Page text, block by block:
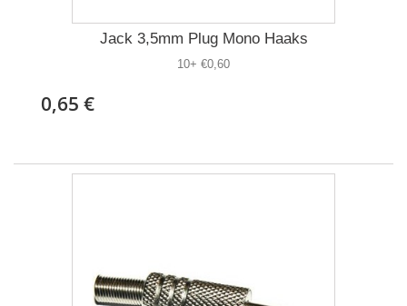
Jack 3,5mm Plug Mono Haaks
10+ €0,60
0,65 €